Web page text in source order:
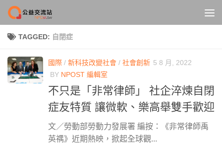
Skip to content
TAGGED: 自閉症
國際 / 新科技改變社會 / 社會創新 5 8 月, 2022
BY NPOST 編輯室
不只是「非常律師」 社企淬煉自閉
症友特質 讓微軟、樂高舉雙手歡迎
文／勞動部勞動力發展署 編按：《非常律師禹
英禑》近期熱映，掀起全球觀...